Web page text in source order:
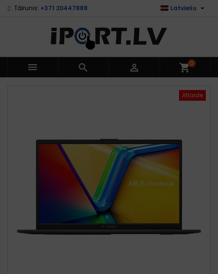
Tālrunis: +371 20447888 Latviešu 
   shopping_cart0
Atlaide